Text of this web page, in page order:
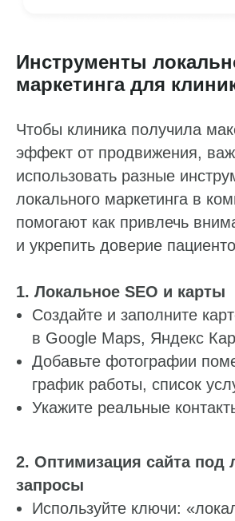
Инструменты
маркетинга для
Чтобы клиника получила
эффект от продвижения,
использовать разные
локального маркетинга в
помогают как привлечь
и укрепить доверие
1. Локальное SEO и карты
Создайте и заполните
в Google Maps, Яндекс
Добавьте фотографии
график работы, список
Укажите реальные
2. Оптимизация сайта под
запросы
Используйте ключи: